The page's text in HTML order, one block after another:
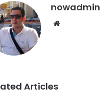
nowadmin
Website
Articles